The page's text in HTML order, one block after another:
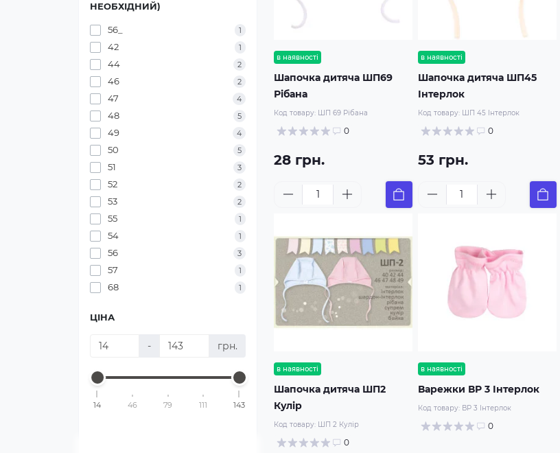
НЕОБХІДНИЙ)
56_ 1
42 1
44 2
46 2
47 4
48 5
49 4
50 5
51 3
52 2
53 2
55 1
54 1
56 3
57 1
68 1
ЦІНА
- грн.
14 46 79 111 143
в наявності
Шапочка дитяча ШП69
Рібана
Код товару: ШП 69 Рібана
0
28 грн.
в наявності
Шапочка дитяча ШП45
Інтерлок
Код товару: ШП 45 Інтерлок
0
53 грн.
в наявності
Шапочка дитяча ШП2
Кулір
Код товару: ШП 2 Кулір
0
в наявності
Варежки ВР 3 Інтерлок
Код товару: ВР 3 Інтерлок
0